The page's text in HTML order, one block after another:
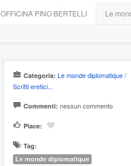
OFFICINA PINO BERTELLI Le
Categoria: Le monde diplomatique /
Scritti eretici...
Commenti: nessun commento
Piace:
Tag:
Le monde diplomatique